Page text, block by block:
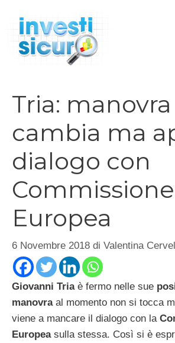
contenuto
Tria:
cambia ma
dialogo con
Commissione
Europea
6 Novembre 2018 di Valentina
Giovanni Triaè fermo nelle sue
manovraal momento non si tocca
viene a mancare il dialogo con la
Europeasulla stessa. Così si è